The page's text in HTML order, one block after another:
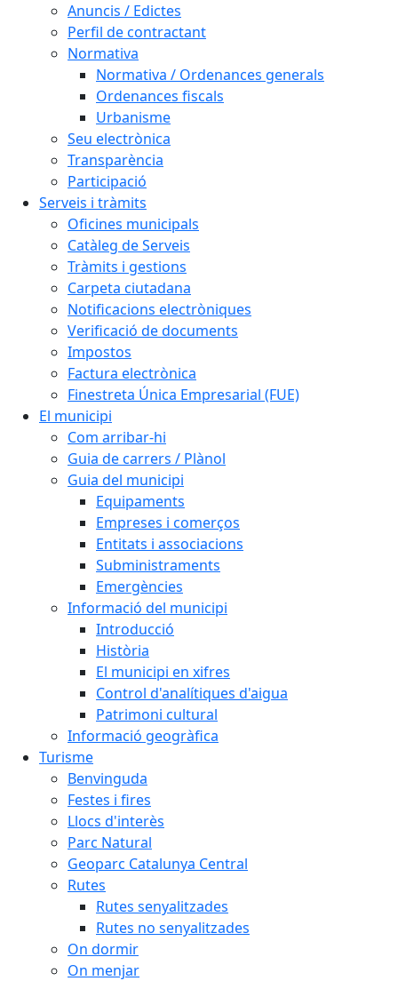
Anuncis / Edictes
Perfil de contractant
Normativa
Normativa / Ordenances generals
Ordenances fiscals
Urbanisme
Seu electrònica
Transparència
Participació
Serveis i tràmits
Oficines municipals
Catàleg de Serveis
Tràmits i gestions
Carpeta ciutadana
Notificacions electròniques
Verificació de documents
Impostos
Factura electrònica
Finestreta Única Empresarial (FUE)
El municipi
Com arribar-hi
Guia de carrers / Plànol
Guia del municipi
Equipaments
Empreses i comerços
Entitats i associacions
Subministraments
Emergències
Informació del municipi
Introducció
Història
El municipi en xifres
Control d'analítiques d'aigua
Patrimoni cultural
Informació geogràfica
Turisme
Benvinguda
Festes i fires
Llocs d'interès
Parc Natural
Geoparc Catalunya Central
Rutes
Rutes senyalitzades
Rutes no senyalitzades
On dormir
On menjar